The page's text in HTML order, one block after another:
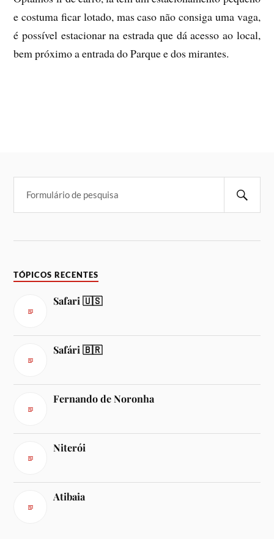
e costuma ficar lotado, mas caso não consiga uma vaga,
é possível estacionar na estrada que dá acesso ao local,
bem próximo a entrada do Parque e dos mirantes.
TÓPICOS RECENTES
Safari 🇺🇸
Safári 🇧🇷
Fernando de Noronha
Niterói
Atibaia